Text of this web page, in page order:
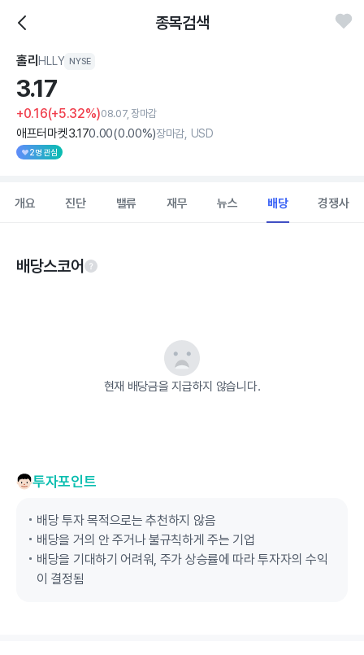
종목검색
홀리HLLY NYSE
3.17
+0.16(+5.32%)08.07, 장마감
애프터마켓3.170.00(0.00%)장마감, USD
2명 관심
개요 진단 밸류 재무 뉴스 배당 경쟁사
배당스코어
현재 배당금을 지급하지 않습니다.
투자포인트
배당 투자 목적으로는 추천하지 않음
배당을 거의 안 주거나 불규칙하게 주는 기업
배당을 기대하기 어려워, 주가 상승률에 따라 투자자의 수익
이 결정됨